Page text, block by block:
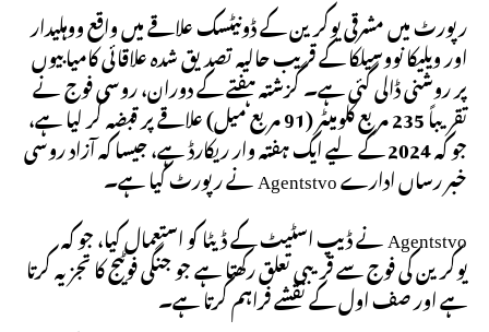
رپورٹ میں مشرقی یوکرین کے ڈونیٹسک علاقے میں واقع ووہلیدار
اور ویلیکا نووسیلکا کے قریب حالیہ تصدیق شدہ علاقائی کامیابیوں
پر روشنی ڈالی گئی ہے۔ گزشتہ ہفتے کے دوران، روسی فوج نے
تقریباً 235 مربع کلومیٹر (91 مربع میل) علاقے پر قبضہ کر لیا ہے،
جو کہ 2024 کے لیے ایک ہفتہ وار ریکارڈ ہے، جیسا کہ آزاد روسی
خبر رساں ادارے Agentstvo نے رپورٹ کیا ہے۔
Agentstvo نے ڈیپ اسٹیٹ کے ڈیٹا کو استعمال کیا، جو کہ
یوکرین کی فوج سے قریبی تعلق رکھتا ہے جو جنگی فوٹیج کا تجزیہ کرتا
ہے اور صف اول کے نقشے فراہم کرتا ہے۔